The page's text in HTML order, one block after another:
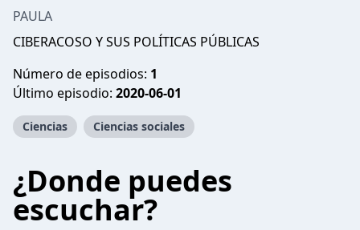
PAULA
CIBERACOSO Y SUS POLÍTICAS PÚBLICAS
Número de episodios: 1
Último episodio: 2020-06-01
Ciencias Ciencias sociales
¿Donde puedes
escuchar?